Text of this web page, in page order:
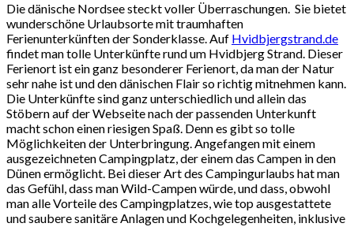
Die dänische Nordsee steckt voller Überraschungen. Sie bietet
wunderschöne Urlaubsorte mit traumhaften
Ferienunterkünften der Sonderklasse. Auf Hvidbjergstrand.de
findet man tolle Unterkünfte rund um Hvidbjerg Strand. Dieser
Ferienort ist ein ganz besonderer Ferienort, da man der Natur
sehr nahe ist und den dänischen Flair so richtig mitnehmen kann.
Die Unterkünfte sind ganz unterschiedlich und allein das
Stöbern auf der Webseite nach der passenden Unterkunft
macht schon einen riesigen Spaß. Denn es gibt so tolle
Möglichkeiten der Unterbringung. Angefangen mit einem
ausgezeichneten Campingplatz, der einem das Campen in den
Dünen ermöglicht. Bei dieser Art des Campingurlaubs hat man
das Gefühl, dass man Wild-Campen würde, und dass, obwohl
man alle Vorteile des Campingplatzes, wie top ausgestattete
und saubere sanitäre Anlagen und Kochgelegenheiten, inklusive